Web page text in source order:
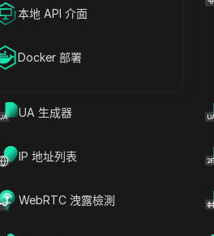
UA 生成器
IP 地址列表
WebRTC 洩露檢測
本地 API 介面
Docker 部署
號